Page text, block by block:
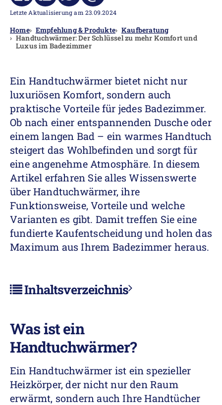
Letzte Aktualisierung am 23.09.2024
Home Empfehlung & Produkte
Kaufberatung
Handtuchwärmer: Der Schlüssel zu mehr Komfort und
Luxus im Badezimmer
Ein Handtuchwärmer bietet nicht nur
luxuriösen Komfort, sondern auch
praktische Vorteile für jedes Badezimmer.
Ob nach einer entspannenden Dusche oder
einem langen Bad – ein warmes Handtuch
steigert das Wohlbefinden und sorgt für
eine angenehme Atmosphäre. In diesem
Artikel erfahren Sie alles Wissenswerte
über Handtuchwärmer, ihre
Funktionsweise, Vorteile und welche
Varianten es gibt. Damit treffen Sie eine
fundierte Kaufentscheidung und holen das
Maximum aus Ihrem Badezimmer heraus.
Inhaltsverzeichnis
Was ist ein
Handtuchwärmer?
Ein Handtuchwärmer ist ein spezieller
Heizkörper, der nicht nur den Raum
erwärmt, sondern auch Ihre Handtücher